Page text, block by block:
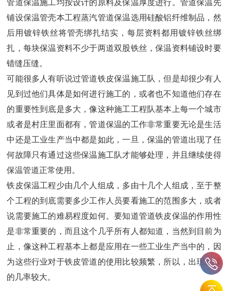
管道保温施工均按设计的原料及保温厚度进行。管道保温先
铺设保温管壳本工程蒸汽管道保温选用硅酸铝纤维制品，然
后用镀锌铁丝将管壳绑扎结实，每层资料都用镀锌铁丝绑
扎，每块保温资料不少于两道双股铁丝，保温资料铺设时要
错缝压缝。
可能很多人有听说过管道铁皮保温施工队，但是却很少有人
见到过他们具体是如何进行施工的，或者也不知道他们存在
的重要性到底是多大，像这种施工工程队基本上每一个城市
或者是村庄里面都有，管道保温的工作非常重要无论是生活
中还是工业生产当中都是如此，一旦，保温的管道出现了任
何故障只有通过这些保温施工队才能够处理，并且继续使得
保温管道正常使用。
铁皮保温工程少由几个人组成，多由十几个人组成，至于整
个工程的到底需要多少工作人员要看施工的范围多大，或者
说需要施工的难易程度如何。要知道管道铁皮保温的作用性
是非常重要的，而且这个几乎所有人都知道，当然到目前为
止，像这种工程基本上都是应用在一些工业生产当中的，因
为这些行业对于铁皮管道的使用比较频繁，所以，出现故障
的几率较大。